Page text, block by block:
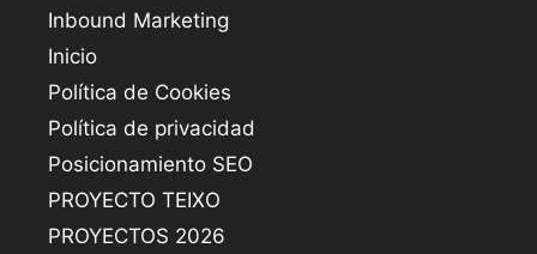
Inbound Marketing
Inicio
Política de Cookies
Política de privacidad
Posicionamiento SEO
PROYECTO TEIXO
PROYECTOS 2026